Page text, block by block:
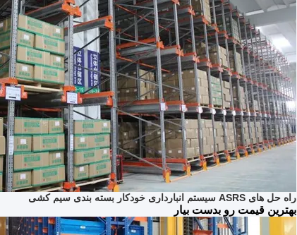
راه حل های ASRS سیستم انبارداری خودکار بسته بندی سیم کشی
بهترین قیمت رو بدست بیار